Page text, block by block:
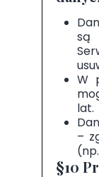
są
W
lat.
–
§10